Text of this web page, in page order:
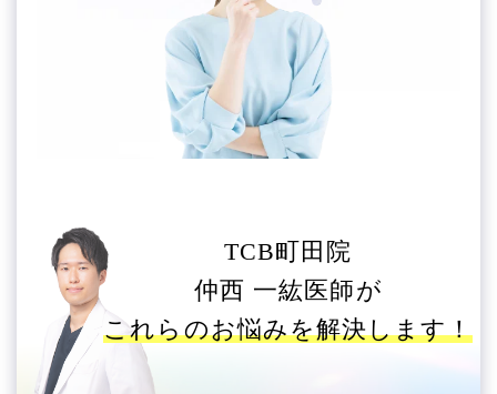
TCB町田院
仲西 一紘医師が
これらのお悩みを解決します！